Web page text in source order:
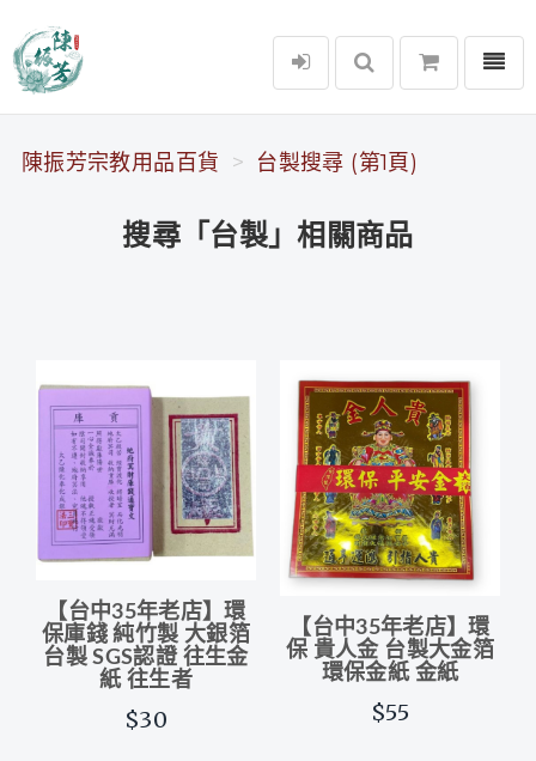
陳振芳宗教用品百貨
選單
陳振芳宗教用品百貨 台製搜尋 (第1頁)
搜尋「台製」相關商品
【台中35年老店】環
保庫錢 純竹製 大銀箔
台製 SGS認證 往生金
紙 往生者
$30
【台中35年老店】環
保 貴人金 台製大金箔
環保金紙 金紙
$55